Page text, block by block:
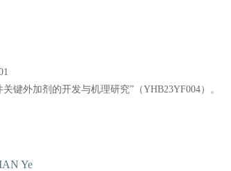
键外加剂的开发与机理研究”（YHB23YF004）。
Ye